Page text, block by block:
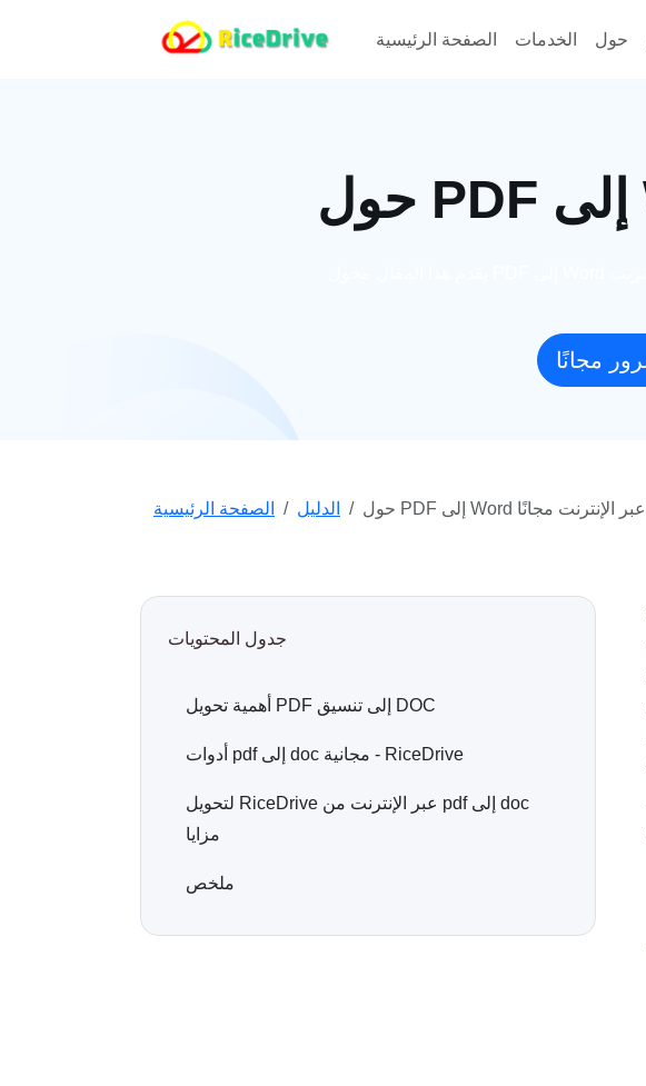
الصفحة الرئيسية الخدمات حول
الصفحة الرئيسية الدليل حول PDF إلى Word عبر الإنترنت مجانًا
جدول المحتويات
أهمية تحويل PDF إلى تنسيق DOC
أدوات pdf إلى doc مجانية - RiceDrive
لتحويل RiceDrive عبر الإنترنت من pdf إلى doc
مزايا
ملخص